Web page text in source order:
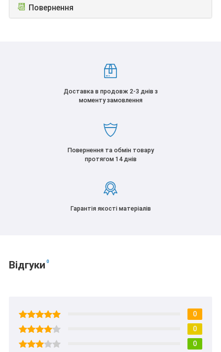
📆 Повернення
Доставка в продовж 2-3 днів з
моменту замовлення
Повернення та обмін товару
протягом 14 днів
Гарантія якості матеріалів
Відгуки 0
0
0
0